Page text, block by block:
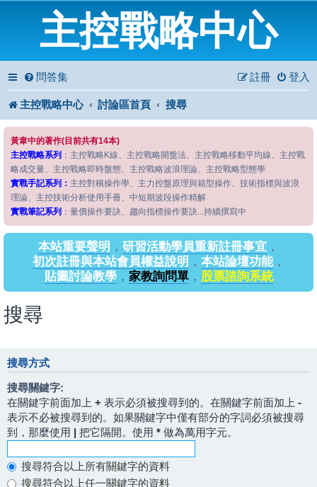
主控戰略中心
問答集 登入
註冊
主控戰略中心 討論區首頁 搜尋
黃韋中的著作(目前共有14本)
主控戰略系列 ：主控戰略K線、主控戰略開盤法、主控戰略移動平均線、主控戰
略成交量、主控戰略即時盤態、主控戰略波浪理論、主控戰略型態學
實戰手記系列： 主控對稱操作學、主力控盤原理與箱型操作、技術指標與波浪
理論、主控技術分析使用手冊、中短期波段操作精解
實戰筆記系列 ：量價操作要訣、趨向指標操作要訣...持續撰寫中
本站重要聲明 ， 研習活動學員重新註冊事宜 ，
初次註冊與本站會員權益說明 ， 本站論壇功能，
貼圖討論教學， 家教詢問單， 股票諮詢系統
搜尋
搜尋方式
搜尋關鍵字:
在關鍵字前面加上 + 表示必須被搜尋到的。在關鍵字前面加上 -
表示不必被搜尋到的。如果關鍵字中僅有部分的字詞必須被搜尋
到，那麼使用 | 把它隔開。使用 * 做為萬用字元。
搜尋符合以上所有關鍵字的資料
搜尋符合以上任一關鍵字的資料